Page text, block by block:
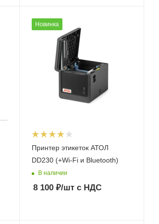
Новинка
Принтер этикеток АТОЛ
DD230 (+Wi-Fi и Bluetooth)
В наличии
8 100₽/штс НДС